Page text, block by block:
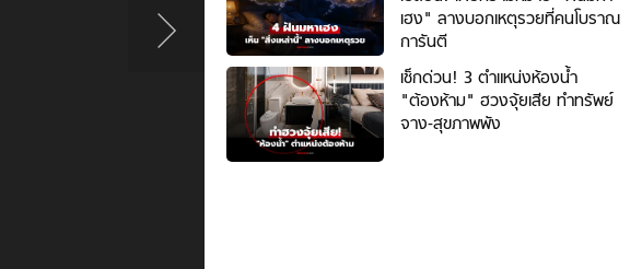
เฮง" ลางบอกเหตุรวยที่คนโบราณ
การันตี
เช็กด่วน! 3 ตำแหน่งห้องน้ำ
"ต้องห้าม" ฮวงจุ้ยเสีย ทำทรัพย์
จาง-สุขภาพพัง